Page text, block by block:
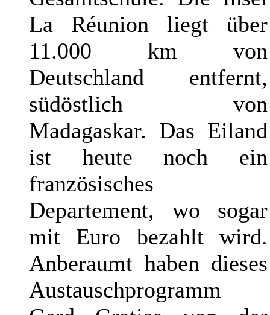
La Réunion liegt über
11.000 km von
Deutschland entfernt,
südöstlich von
Madagaskar. Das Eiland
ist heute noch ein
französisches
Departement, wo sogar
mit Euro bezahlt wird.
Anberaumt haben dieses
Austauschprogramm